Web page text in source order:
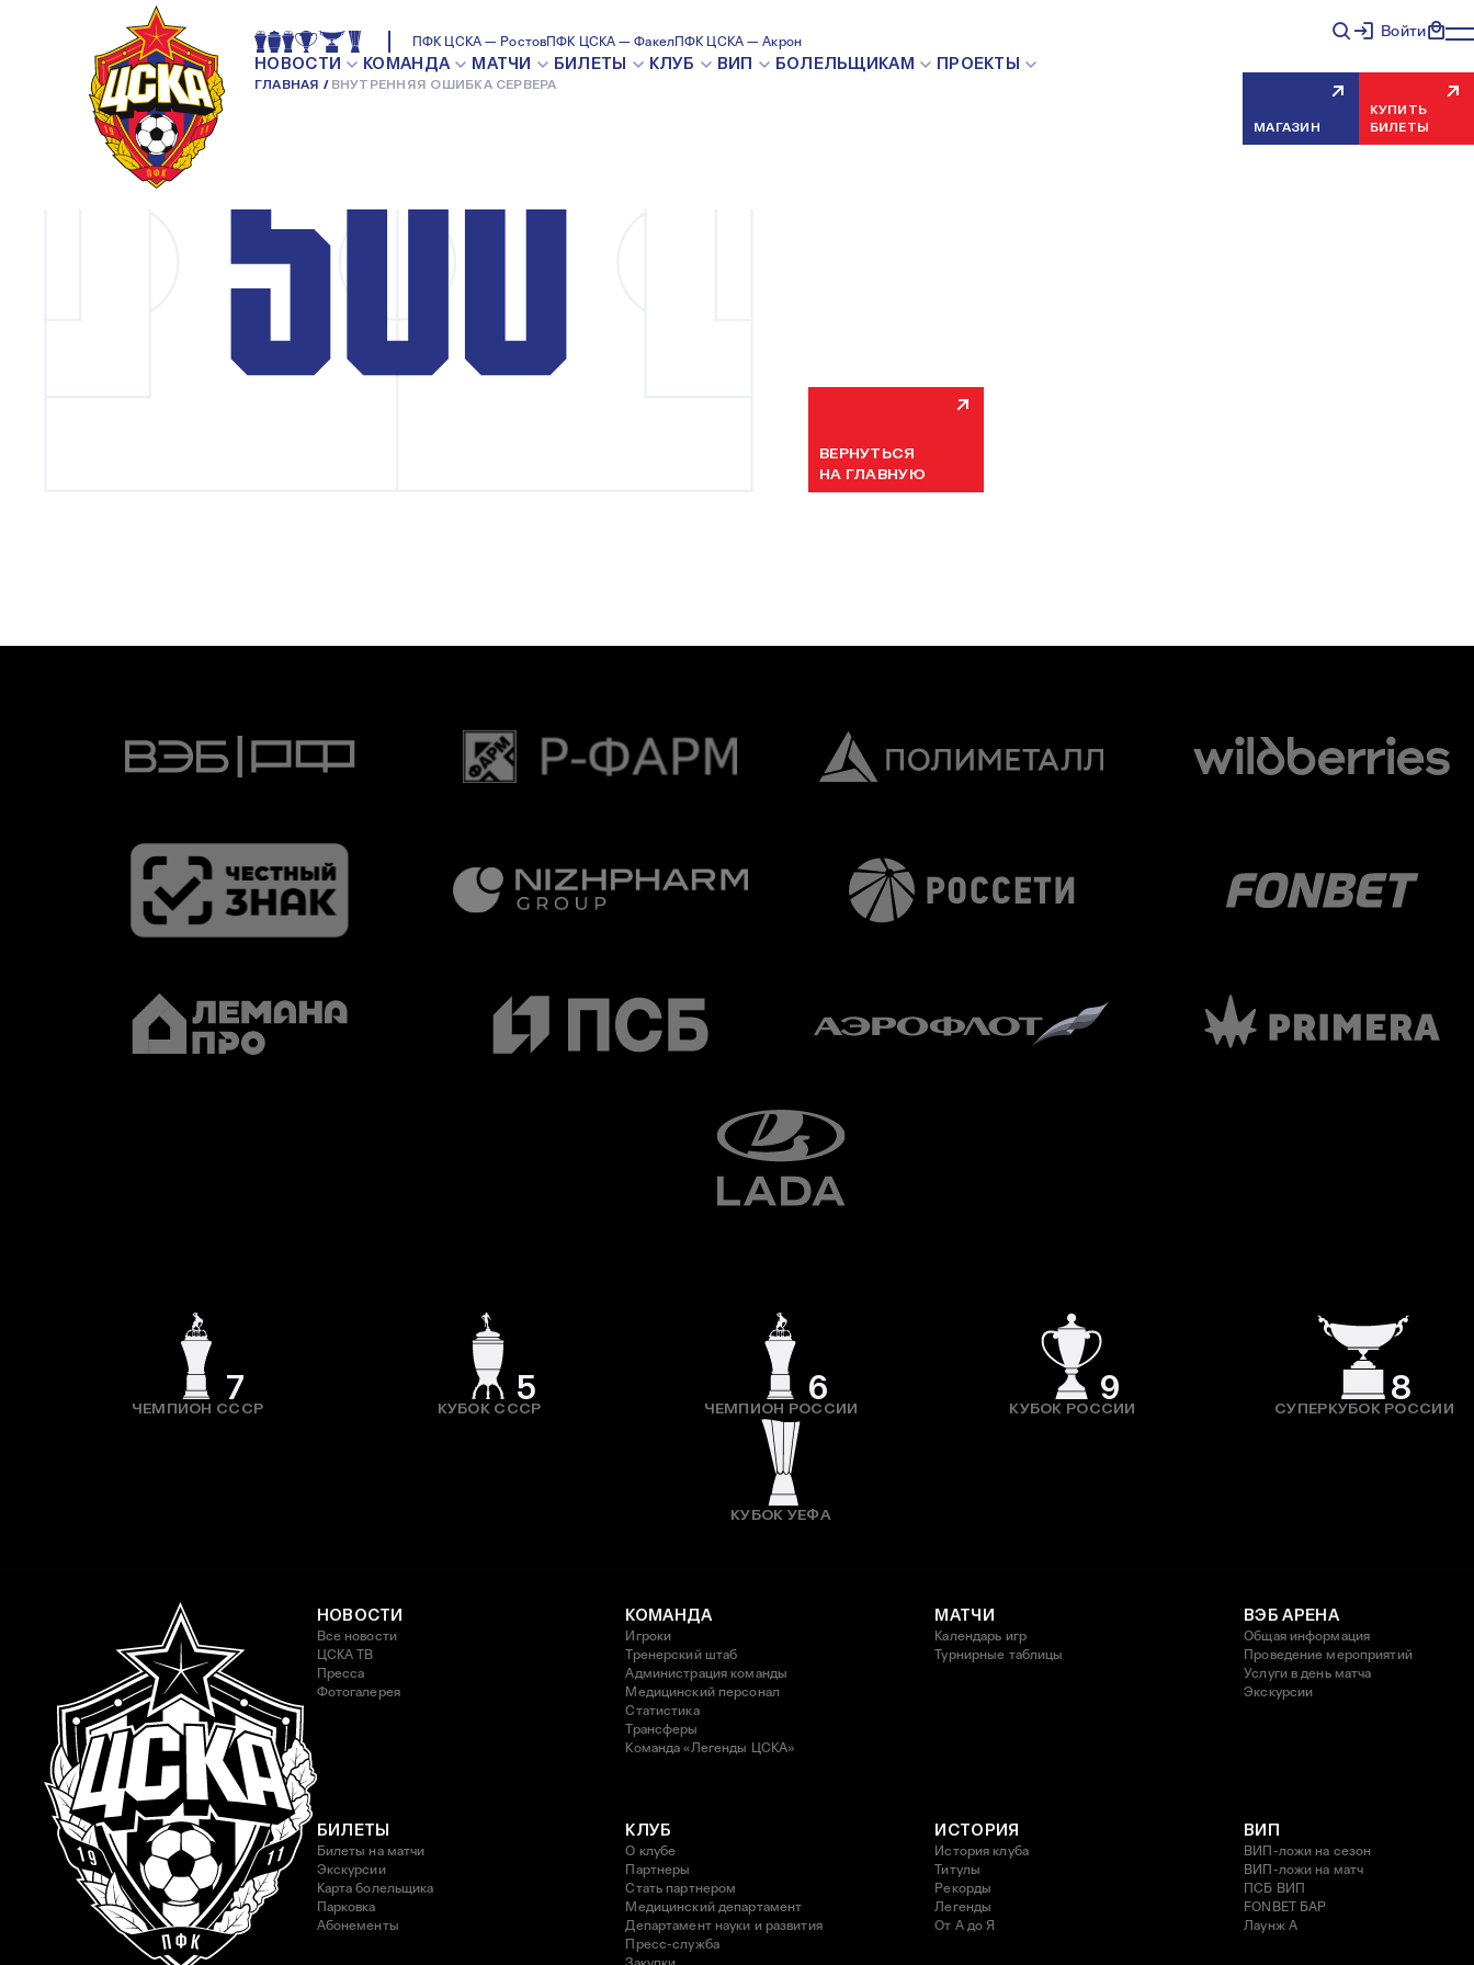
ПФК ЦСКА — РостовПФК ЦСКА — ФакелПФК ЦСКА — Акрон
НОВОСТИ КОМАНДА МАТЧИ БИЛЕТЫ КЛУБ ВИП БОЛЕЛЬЩИКАМ ПРОЕКТЫ
ГЛАВНАЯ ВНУТРЕННЯЯ ОШИБКА СЕРВЕРА
Войти
МАГАЗИН
КУПИТЬ
БИЛЕТЫ
ВНУТРЕННЯЯ ОШИБКА СЕРВЕРА
Мы уже устраняем неисправность, попробуйте обновить страницу через
ВЕРНУТЬСЯ
НА ГЛАВНУЮ
7
ЧЕМПИОН СССР
5
КУБОК СССР
6
ЧЕМПИОН РОССИИ
9
КУБОК РОССИИ
8
СУПЕРКУБОК РОССИИ
КУБОК УЕФА
НОВОСТИ
Все новости
ЦСКА ТВ
Пресса
Фотогалерея
КОМАНДА
Игроки
Тренерский штаб
Администрация команды
Медицинский персонал
Статистика
Трансферы
Команда «Легенды ЦСКА»
МАТЧИ
Календарь игр
Турнирные таблицы
ВЭБ АРЕНА
Общая информация
Проведение мероприятий
Услуги в день матча
Экскурсии
БИЛЕТЫ
Билеты на матчи
Экскурсии
Карта болельщика
Парковка
Абонементы
КЛУБ
О клубе
Партнеры
Стать партнером
Медицинский департамент
Департамент науки и развития
Пресс-служба
ИСТОРИЯ
История клуба
Титулы
Рекорды
Легенды
От А до Я
ВИП
ВИП-ложи на сезон
ВИП-ложи на матч
ПСБ ВИП
FONBET БАР
Лаунж A